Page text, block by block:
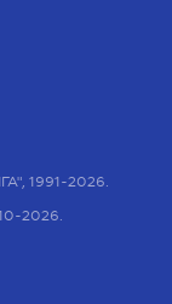
1991-2026.
2026.